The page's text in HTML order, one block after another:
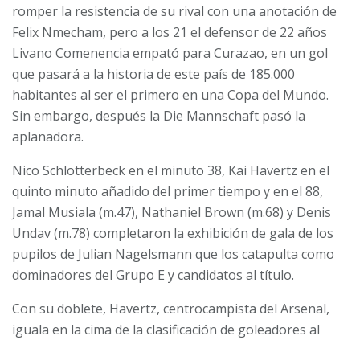
romper la resistencia de su rival con una anotación de
Felix Nmecham, pero a los 21 el defensor de 22 años
Livano Comenencia empató para Curazao, en un gol
que pasará a la historia de este país de 185.000
habitantes al ser el primero en una Copa del Mundo.
Sin embargo, después la Die Mannschaft pasó la
aplanadora.
Nico Schlotterbeck en el minuto 38, Kai Havertz en el
quinto minuto añadido del primer tiempo y en el 88,
Jamal Musiala (m.47), Nathaniel Brown (m.68) y Denis
Undav (m.78) completaron la exhibición de gala de los
pupilos de Julian Nagelsmann que los catapulta como
dominadores del Grupo E y candidatos al título.
Con su doblete, Havertz, centrocampista del Arsenal,
iguala en la cima de la clasificación de goleadores al